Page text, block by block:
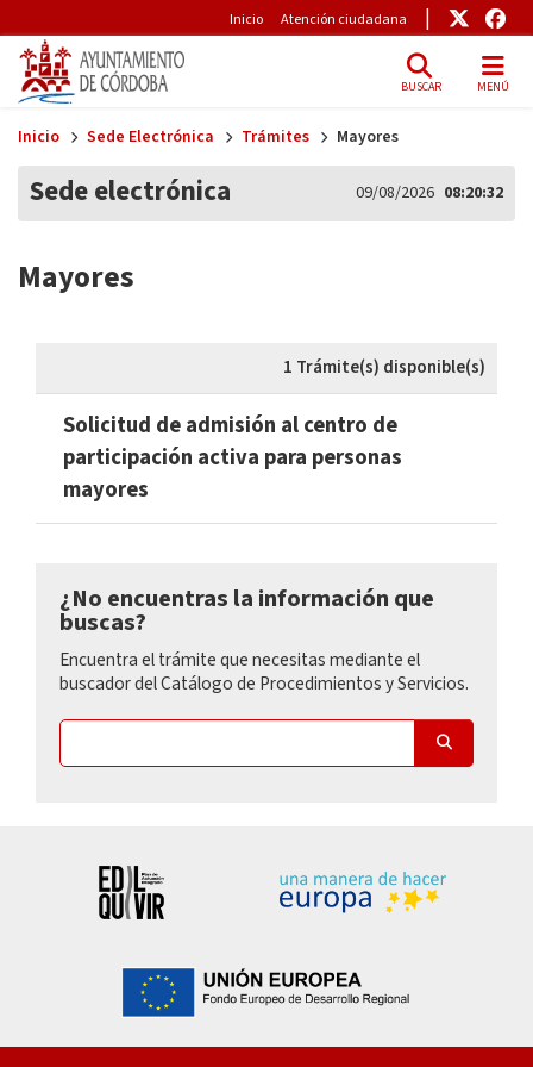
Pre-Header
Inicio Atención ciudadana Enlace
BUSCAR MENÚ
Inicio Sede Electrónica Trámites Mayores
Sede electrónica 09/08/2026 08:20:32
Mayores
1 Trámite(s) disponible(s)
Solicitud de admisión al centro de
participación activa para personas
mayores
¿No encuentras la información que
buscas?
Encuentra el trámite que necesitas mediante el
buscador del Catálogo de Procedimientos y Servicios.